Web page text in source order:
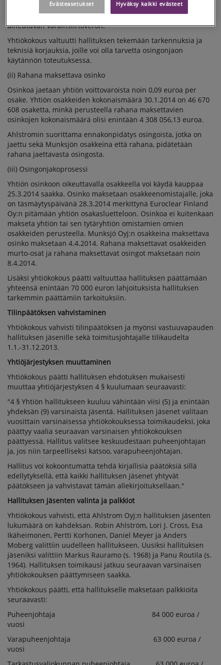
Ahlstrom pitää erotuksen. Markkinakäytännön mukaisesti
Ahlstrom on vastuullinen maksamaan osingonjaosta
aiheutuvan varainsiirtoveron.
Yhtiökokous valtuutti hallituksen tekemään tarkennuksia ja
teknisiä korjauksia, joille voi olla tarvetta osingonjaon
käytännön toteutuksessa.
(ii) Rahana maksettava osinko
Osinkoa jaetaan yhtiön voittovaroista noin 0,09 euroa per
osake. Yhtiön osakkeiden kokonaismäärä 30.1.2014 on 46 670
608 osaketta, minkä perusteella rahana maksettavien
osinkojen kokonaismäärä olisi enintään 4 308 056,13 euroa.
Ahlstromin suorittama ennakonpidätys osingoista, jotka on
jaettu sekä Munksjön osakkeina että rahana, pidätetään
rahana jaettavasta osingosta.
(iii) Osingonjakoprosessi
Yhtiön osinkoon oikeuttavalla osakkeella voi käydä kauppaa
25.3.2014 saakka. Osinko maksetaan osakkeenomistajalle, joka
on täsmäytyspäivänä 28.3.2014 merkittynä Euroclear Finland
Oy:n pitämään yhtiön osakasluetteloon. Osinkoa ei kuitenkaan
makseta yhtiön tai sen tytäryhtiön omistamien omien
osakkeiden perusteella. Munksjö Oyj:n osakkeina maksettava
osinko maksetaan 4.4.2014. Rahana maksettavat osakkeiden
murto-osat ja rahana maksettavat osingot maksetaan noin
8.4.2014.
Lisäksi yhtiökokous päätti valtuuttaa hallituksen päättämään
yhteensä enintään 70 000 euron lahjoituksista hallituksen
tarkemmin päättämiin tarkoituksiin.
Tilinpäätöksen vahvistaminen
Yhtiökokous vahvisti tilinpäätöksen ja myönsi vastuuvapauden
hallituksen jäsenille sekä toimitusjohtajalle tilikaudelta
1.1.-31.12.2013.
Yhtiöjärjestyksen muuttaminen
Yhtiökokous päätti hallituksen ehdotuksen mukaisesti
muuttaa yhtiöjärjestyksen 4 § kuulumaan seuraavasti:
"4 § Yhtiön hallitukseen kuuluu vähintään viisi (5) ja enintään
yhdeksän (9) varsinaista jäsentä. Hallituksen jäsenet valitaan
vuosittain varsinaisessa yhtiökokouksessa toimikaudeksi, joka
päättyy vaalia seuraavan varsinaisen yhtiökokouksen
päättyessä. Hallitus valitsee keskuudestaan puheenjohtajan
ja, jos niin tarpeelliseksi katsoo, varapuheenjohtajan.
Hallitus voi kokoontumatta tehdä kirjallisia päätöksiä sillä
edellytyksellä, että kaikki hallituksen jäsenet yhtyvät
päätökseen ja vahvistavat tämän allekirjoituksellaan."
Hallituksen jäsenten valinta ja palkkiot
Yhtiökokous vahvisti, että Ahlstrom Oyj:n hallituksen jäsenten
lukumäärä on kahdeksan. Robin Ahlström, Lori J. Cross, Esa
Ikäheimonen, Pertti Korhonen, Daniel Meyer ja Anders
Moberg valittiin uudelleen hallitukseen. Uusiksi hallituksen
jäseniksi valittiin Markus Rauramo (s. 1968) ja Panu Routila (s.
1964). Hallituksen toimikausi jatkuu seuraavan varsinaisen
yhtiökokouksen päättymiseen saakka.
Yhtiökokous päätti, että hallitukselle maksetaan palkkioita
seuraavasti:
Puheenjohtaja 84 000 euroa /
vuosi
Varapuheenjohtaja 63 000 euroa /
vuosi
Hyväksy kaikki evästeet
Evästeasetukset